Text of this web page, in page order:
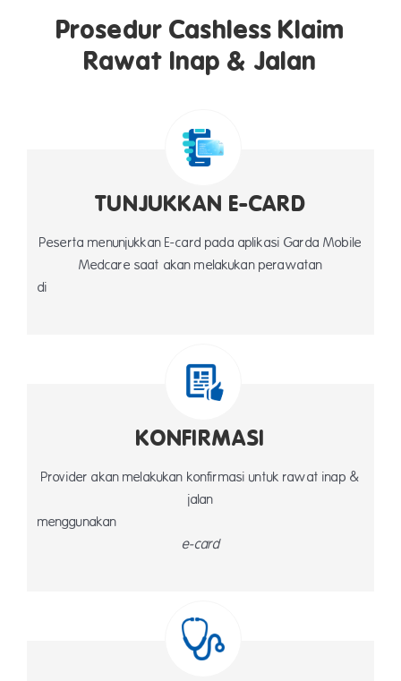
Prosedur Cashless Klaim
Rawat Inap & Jalan
TUNJUKKAN E-CARD
Peserta menunjukkan E-card pada aplikasi Garda Mobile
Medcare saat akan melakukan perawatan
KONFIRMASI
Provider akan melakukan konfirmasi untuk rawat inap &
jalan
e-card